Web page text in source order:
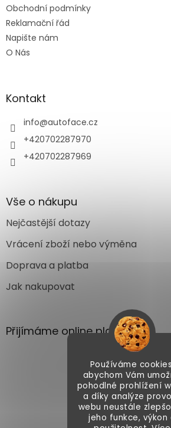
Používáme
abychom Vám
pohodlné prohlížení
a díky analýze
webu neustále
jeho funkce, výkon
Obchodní podmínky
Reklamační řád
Napište nám
O Nás
Kontakt
info@autoface.cz
+420702287970
+420702287969
Vše o nákupu
Nejčastější dotazy
Vrácení zboží nebo výměna
Doprava a platba
Jak nakupovat
Přijímáme online platby
Vytvořil